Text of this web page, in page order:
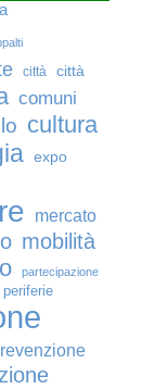
città
città
comuni
cultura
expo
mercato
mobilità
partecipazione
periferie